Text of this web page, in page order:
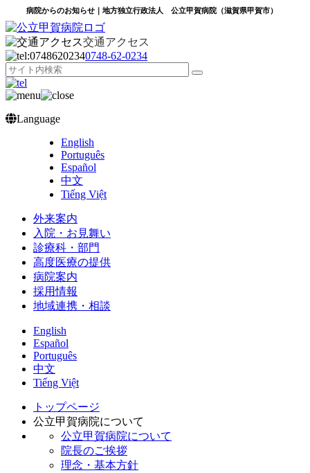
病院からのお知らせ｜地方独立行政法人 公立甲賀病院（滋賀県甲賀市）
交通アクセス
0748‐62‐0234
Language
English
Português
Español
中文
Tiếng Việt
外来案内
入院・お見舞い
診療科・部門
高度医療の提供
病院案内
採用情報
地域連携・相談
English
Español
Português
中文
Tiếng Việt
トップページ
公立甲賀病院について
公立甲賀病院について
院長のご挨拶
理念・基本方針